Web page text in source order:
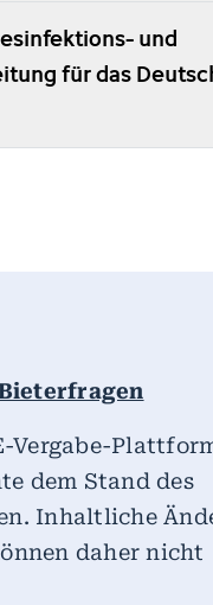
und
für das
Vergabe-
dem Stand des
Inhaltliche
daher nicht